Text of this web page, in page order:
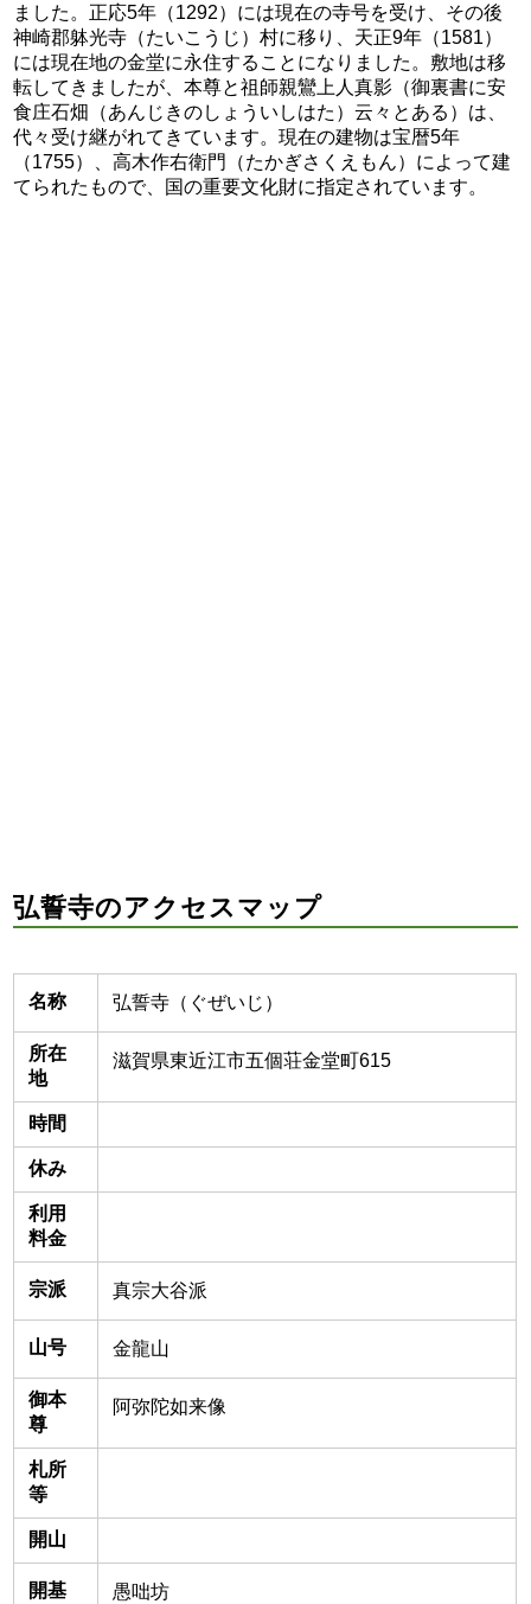
ました。正応5年（1292）には現在の寺号を受け、その後
神崎郡躰光寺（たいこうじ）村に移り、天正9年（1581）
には現在地の金堂に永住することになりました。敷地は移
転してきましたが、本尊と祖師親鸞上人真影（御裏書に安
食庄石畑（あんじきのしょういしはた）云々とある）は、
代々受け継がれてきています。現在の建物は宝暦5年
（1755）、高木作右衛門（たかぎさくえもん）によって建
てられたもので、国の重要文化財に指定されています。
弘誓寺のアクセスマップ
名称 弘誓寺（ぐぜいじ）
所在
地
滋賀県東近江市五個荘金堂町615
時間
休み
利用
料金
宗派 真宗大谷派
山号 金龍山
御本
尊
阿弥陀如来像
札所
等
開山
開基 愚咄坊